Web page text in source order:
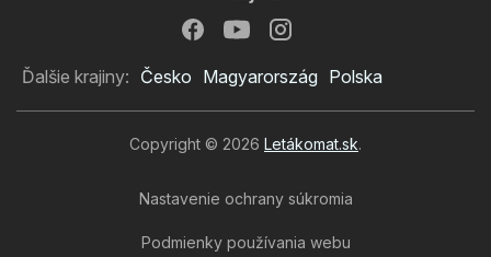
Ďalšie krajiny: Česko Magyarország Polska
Copyright © 2026 Letákomat.sk.
Nastavenie ochrany súkromia
Podmienky používania webu